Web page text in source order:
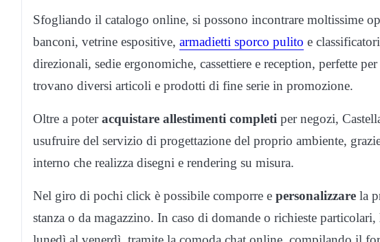
Sfogliando il catalogo online, si possono incontrare moltissime
banconi, vetrine espositive, armadietti sporco pulito e
direzionali, sedie ergonomiche, cassettiere e reception, perfette
trovano diversi articoli e prodotti di fine serie in promozione.
Oltre a poteracquistare allestimenti completi per negozi,
usufruire del servizio di progettazione del proprio ambiente,
interno che realizza disegni e rendering su misura.
Nel giro di pochi click è possibile comporre e personalizzare la
stanza o da magazzino. In caso di domande o richieste particolari,